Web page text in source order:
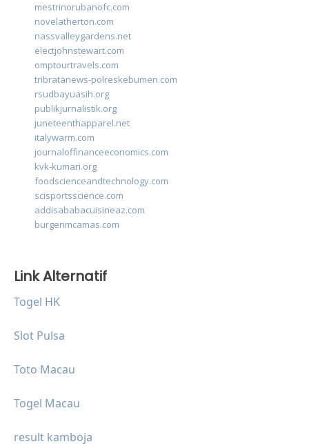
mestrinorubanofc.com
novelatherton.com
nassvalleygardens.net
electjohnstewart.com
omptourtravels.com
tribratanews-polreskebumen.com
rsudbayuasih.org
publikjurnalistik.org
juneteenthapparel.net
italywarm.com
journaloffinanceeconomics.com
kvk-kumari.org
foodscienceandtechnology.com
scisportsscience.com
addisababacuisineaz.com
burgerimcamas.com
Link Alternatif
Togel HK
Slot Pulsa
Toto Macau
Togel Macau
result kamboja